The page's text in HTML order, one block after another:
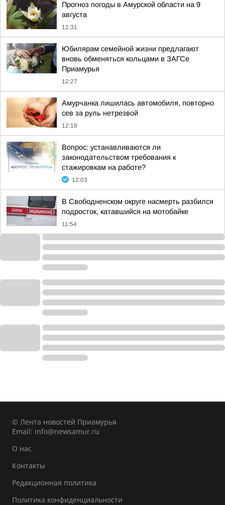
Прогноз погоды в Амурской области на 9
августа
12:31
Юбилярам семейной жизни предлагают
вновь обменяться кольцами в ЗАГСе
Приамурья
12:27
Амурчанка лишилась автомобиля, повторно
сев за руль нетрезвой
12:18
Вопрос: устанавливаются ли
законодательством требования к
стажировкам на работе?
12:03
В Свободненском округе насмерть разбился
подросток, катавшийся на мотобайке
11:54
© Лента новостей Приамурья
Email: info@newsamur.ru
О нас
Контакты
Редакционная политика
Политика конфиденциальности